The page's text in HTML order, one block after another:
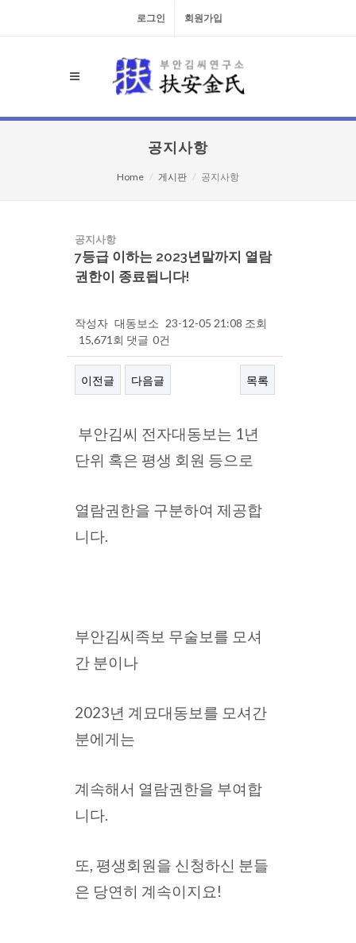
로그인 회원가입
공지사항
Home 게시판 공지사항
공지사항
7등급 이하는 2023년말까지 열람
권한이 종료됩니다!
작성자 대동보소 23-12-05 21:08 조회
15,671회 댓글 0건
이전글 다음글 목록
본문
부안김씨 전자대동보는 1년
단위 혹은 평생 회원 등으로
열람권한을 구분하여 제공합
니다.
부안김씨족보 무술보를 모셔
간 분이나
2023년 계묘대동보를 모셔간
분에게는
계속해서 열람권한을 부여합
니다.
또, 평생회원을 신청하신 분들
은 당연히 계속이지요!